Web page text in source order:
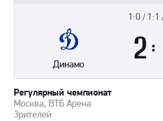
Москва, ВТБ Арена
Зрителей
Регулярный чемпионат
1:0 / 1:1
Динамо